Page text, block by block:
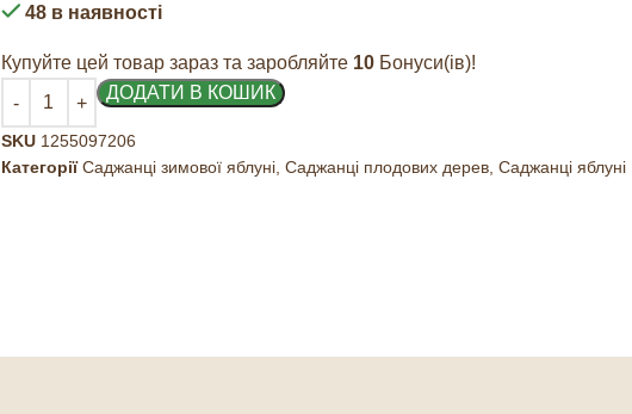
48 в наявності
Купуйте цей товар зараз та заробляйте 10Бонуси(ів)!
ДОДАТИ В КОШИК
SKU 1255097206
Категорії Саджанці зимової яблуні, Саджанці плодових дерев, Саджанці яблуні